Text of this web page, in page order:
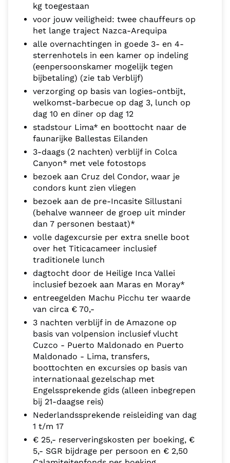
kg toegestaan
voor jouw veiligheid: twee chauffeurs op
het lange traject Nazca-Arequipa
alle overnachtingen in goede 3- en 4-
sterrenhotels in een kamer op indeling
(eenpersoonskamer mogelijk tegen
bijbetaling) (zie tab Verblijf)
verzorging op basis van logies-ontbijt,
welkomst-barbecue op dag 3, lunch op
dag 10 en diner op dag 12
stadstour Lima* en boottocht naar de
faunarijke Ballestas Eilanden
3-daags (2 nachten) verblijf in Colca
Canyon* met vele fotostops
bezoek aan Cruz del Condor, waar je
condors kunt zien vliegen
bezoek aan de pre-Incasite Sillustani
(behalve wanneer de groep uit minder
dan 7 personen bestaat)*
volle dagexcursie per extra snelle boot
over het Titicacameer inclusief
traditionele lunch
dagtocht door de Heilige Inca Vallei
inclusief bezoek aan Maras en Moray*
entreegelden Machu Picchu ter waarde
van circa € 70,-
3 nachten verblijf in de Amazone op
basis van volpension inclusief vlucht
Cuzco - Puerto Maldonado en Puerto
Maldonado - Lima, transfers,
boottochten en excursies op basis van
internationaal gezelschap met
Engelssprekende gids (alleen inbegrepen
bij 21-daagse reis)
Nederlandssprekende reisleiding van dag
1 t/m 17
€ 25,- reserveringskosten per boeking, €
5,- SGR bijdrage per persoon en € 2,50